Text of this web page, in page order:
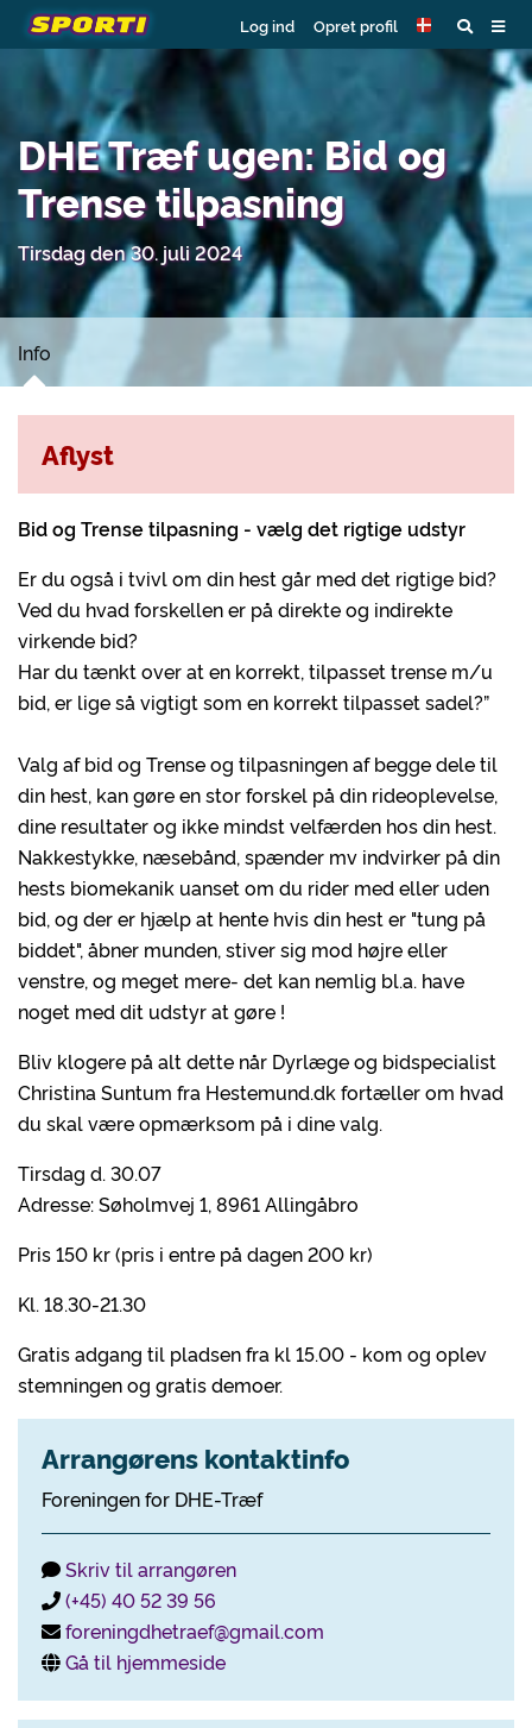
Log ind Opret profil
DHE Træf ugen: Bid og
Trense tilpasning
Tirsdag den 30. juli 2024
Info
Bid og Trense tilpasning - vælg det rigtige udstyr
Er du også i tvivl om din hest går med det rigtige bid?
Ved du hvad forskellen er på direkte og indirekte
virkende bid?
Har du tænkt over at en korrekt, tilpasset trense m/u
bid, er lige så vigtigt som en korrekt tilpasset sadel?”
Valg af bid og Trense og tilpasningen af begge dele til
din hest, kan gøre en stor forskel på din rideoplevelse,
dine resultater og ikke mindst velfærden hos din hest.
Nakkestykke, næsebånd, spænder mv indvirker på din
hests biomekanik uanset om du rider med eller uden
bid, og der er hjælp at hente hvis din hest er "tung på
biddet", åbner munden, stiver sig mod højre eller
venstre, og meget mere- det kan nemlig bl.a. have
noget med dit udstyr at gøre !
Bliv klogere på alt dette når Dyrlæge og bidspecialist
Christina Suntum fra Hestemund.dk fortæller om hvad
du skal være opmærksom på i dine valg.
Tirsdag d. 30.07
Adresse: Søholmvej 1, 8961 Allingåbro
Pris 150 kr (pris i entre på dagen 200 kr)
Kl. 18.30-21.30
Gratis adgang til pladsen fra kl 15.00 - kom og oplev
stemningen og gratis demoer.
Arrangørens kontaktinfo
Foreningen for DHE-Træf
Skriv til arrangøren
(+45) 40 52 39 56
foreningdhetraef@gmail.com
Gå til hjemmeside
Aflyst